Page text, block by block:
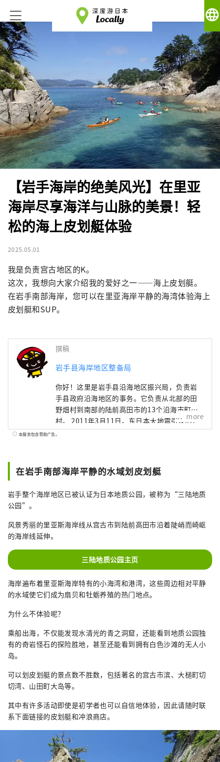
language
【岩手海岸的绝美风光】在里亚
海岸尽享海洋与山脉的美景！轻
松的海上皮划艇体验
2025.05.01
我是负责宫古地区的K。
这次，我想向大家介绍我的爱好之一——海上皮划艇。
在岩手南部海岸，您可以在里亚海岸平静的海湾体验海上
皮划艇和SUP。
撰稿
岩手县海岸地区整备局
你好！这里是岩手县沿海地区振兴局，负责岩
手县政府沿海地区的事务。它负责从北部的田
野畑村到南部的陆前高田市的13个沿海市町
村。 2011年3月11日，东日本大地震引发的巨
大海啸袭击了该地区。 尽管该地区遭受严重破
灾害遗迹和民俗设施。您可以在导游的带领下
漫步，体验重建的历史。 【北方著名景点】 位
于田野畑村的北山崎、日本三大石灰岩洞穴之
一的龙泉洞、以及被誉为宫古市净土的纯白石
浮在平静海湾中的大岛（俗称荷兰岛）和小岛
景。 [中部的名胜] 大槌町拥有被町民昵称为
“葫芦岛”的蓬莱岛，釜石市则拥有日本现存
最古老的西式高炉、被登录为世界遗产的桥野
铁矿。大海和山。 此外，舞虎、舞鹿等当地表
日中体验世代相传的传统。 【南方名胜】 大船
海岸”，陆前高田市有宣传海啸受害事实和教
训的“东日本大地震海啸历史馆”，住田市有
体验该地区独特的自然和文化，例如泷坎洞
（Takikan Cave），这是一个石灰岩洞穴，洞
内有瀑布。 在这里，您可以享受雄伟自然的恩
赐，同时也可以学习与自然威胁共存的智慧和
教训。 我们期待在那里见到您。
more
本服务包含赞助广告。
在岩手南部海岸平静的水域划皮划艇
岩手整个海岸地区已被认证为日本地质公园，被称为“三陆地质
公园”。
风景秀丽的里亚斯海岸线从宫古市到陆前高田市沿着陡峭而崎岖
的海岸线延伸。
三陆地质公园主页
海岸遍布着里亚斯海岸特有的小海湾和港湾，这些周边相对平静
的水域使它们成为扇贝和牡蛎养殖的热门地点。
为什么不体验呢？
乘船出海，不仅能发现水清光的青之洞窟，还能看到地质公园独
有的奇岩怪石的探险胜地，甚至还能看到拥有白色沙滩的无人小
岛。
可以划皮划艇的景点数不胜数，包括著名的宫古市滨、大槌町切
切湾、山田町大岛等。
其中有许多活动即使是初学者也可以自信地体验，因此请随时联
系下面链接的皮划艇和冲浪商店。